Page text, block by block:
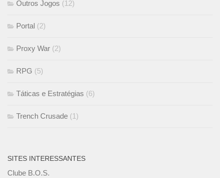
Outros Jogos (12)
Portal (2)
Proxy War (2)
RPG (5)
Táticas e Estratégias (6)
Trench Crusade (1)
SITES INTERESSANTES
Clube B.O.S.